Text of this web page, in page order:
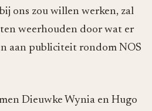
ons zou willen werken, zal
weerhouden door wat er
aan publiciteit rondom NOS
Dieuwke Wynia en Hugo